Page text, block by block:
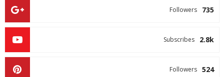
735
Followers
2.8k
Subscribes
524
Followers